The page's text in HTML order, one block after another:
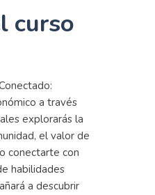
curso
a través
explorarás la
el valor de
conectarte con
habilidades
a descubrir